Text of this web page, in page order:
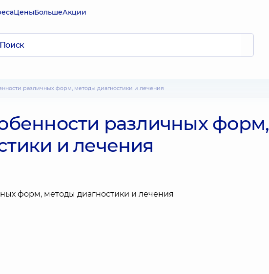
ЦеныБольшеАкции
различных форм, методы диагностики и лечения
различных форм,
и лечения